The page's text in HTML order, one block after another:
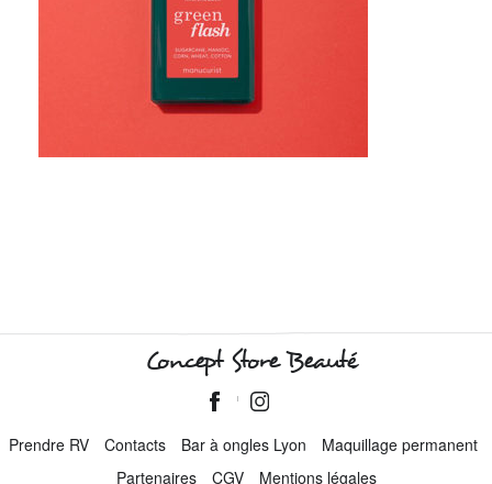
Concept Store Beauté
Prendre RV Contacts Bar à ongles Lyon
Maquillage permanent
Partenaires
CGV Mentions légales